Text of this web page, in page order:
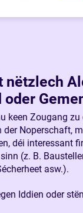
nëtzlech
oder
keen Zougang zu
der Noperschaft,
déi interessant fir
(z. B.
asw.).
Iddien oder